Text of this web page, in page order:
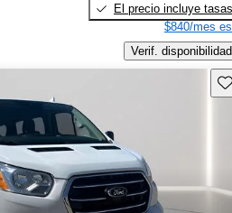
El precio incluye tasas
$840/mes
Verif. disponibilidad